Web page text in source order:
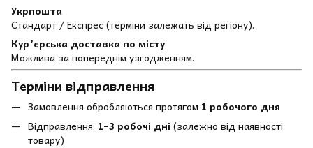
Укрпошта
Стандарт / Експрес (терміни залежать від регіону).
Кур’єрська доставка по місту
Можлива за попереднім узгодженням.
Терміни відправлення
Замовлення обробляються протягом 1 робочого дня
Відправлення: 1–3 робочі дні (залежно від наявності
товару)